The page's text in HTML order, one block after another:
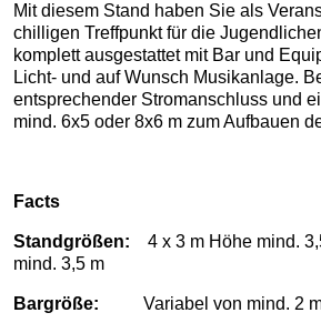
Mit diesem Stand haben Sie als
chilligen Treffpunkt für die
komplett ausgestattet mit Bar und
Licht- und auf Wunsch Musikanlage.
entsprechender Stromanschluss und
mind. 6x5 oder 8x6 m zum Aufbauen
Facts
Standgrößen: 4 x 3 m Höhe mind.
mind. 3,5 m
Bargröße: Variabel von mind. 2 m